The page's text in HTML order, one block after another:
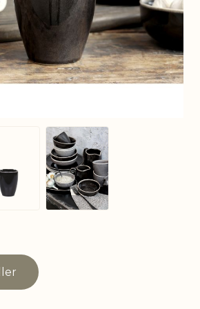
View larger image
View larger image